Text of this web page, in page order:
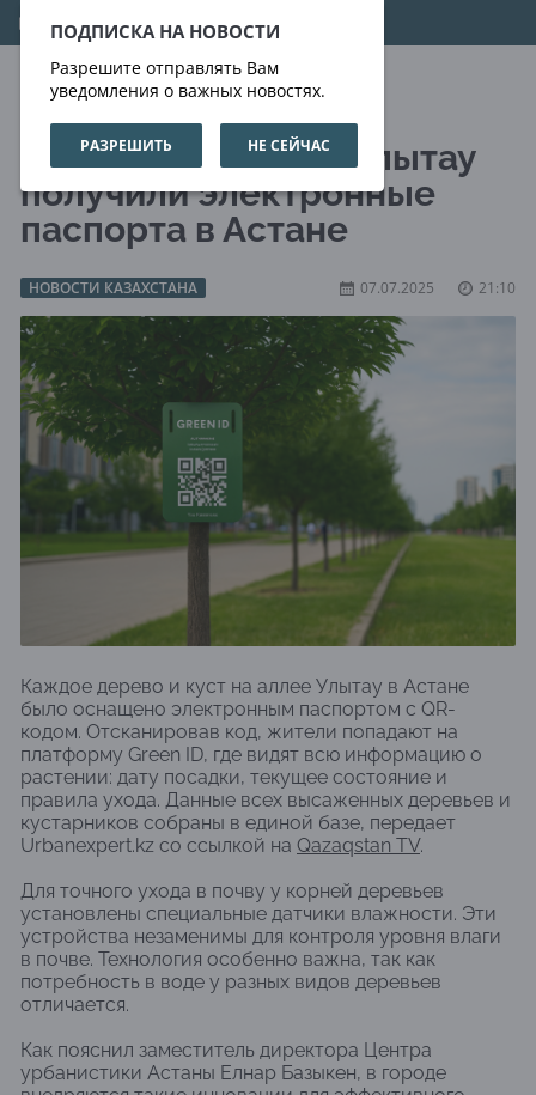
ПОДПИСКА НА НОВОСТИ
Разрешите отправлять Вам
уведомления о важных новостях.
РАЗРЕШИТЬ НЕ СЕЙЧАС
09.08.2026 20:27:36
Деревья на аллее Улытау
получили электронные
паспорта в Астане
НОВОСТИ КАЗАХСТАНА 07.07.2025 21:10
Каждое дерево и куст на аллее Улытау в Астане
было оснащено электронным паспортом с QR-
кодом. Отсканировав код, жители попадают на
платформу Green ID, где видят всю информацию о
растении: дату посадки, текущее состояние и
правила ухода. Данные всех высаженных деревьев и
кустарников собраны в единой базе, передает
Urbanexpert.kz со ссылкой на Qazaqstan TV.
Для точного ухода в почву у корней деревьев
установлены специальные датчики влажности. Эти
устройства незаменимы для контроля уровня влаги
в почве. Технология особенно важна, так как
потребность в воде у разных видов деревьев
отличается.
Как пояснил заместитель директора Центра
урбанистики Астаны Елнар Базыкен, в городе